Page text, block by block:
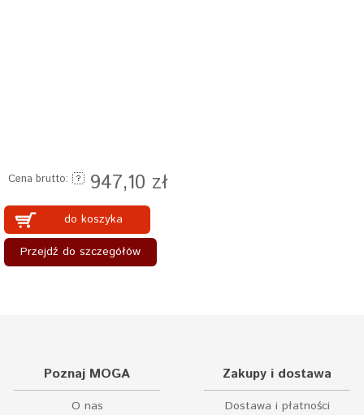
Cena brutto: 947,10 zł
do koszyka
Przejdź do szczegółów
Poznaj MOGA
O nas
Zakupy i dostawa
Dostawa i płatności